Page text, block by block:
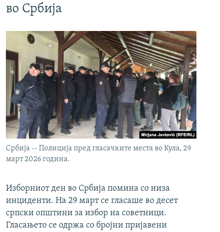
во Србија
Србија -- Полиција пред гласачките места во Кула, 29
март 2026 година.
Изборниот ден во Србија помина со низа
инциденти. На 29 март се гласаше во десет
српски општини за избор на советници.
Гласањето се одржа со бројни пријавени